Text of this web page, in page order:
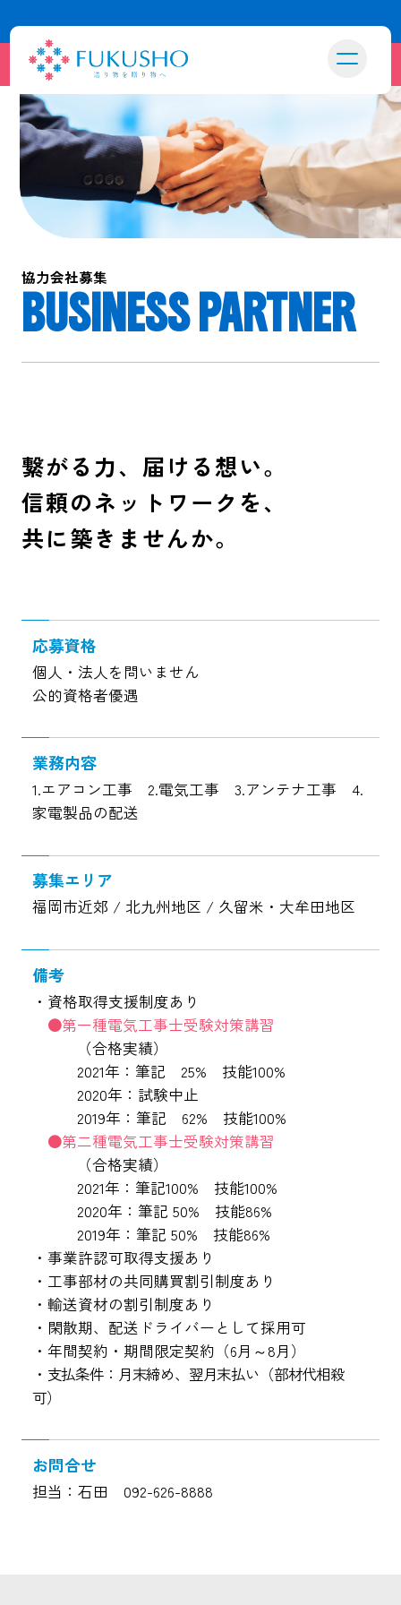
協力会社募集
BUSINESS PARTNER
繋がる力、届ける想い。
信頼のネットワークを、
共に築きませんか。
応募資格
個人・法人を問いません
公的資格者優遇
業務内容
1.エアコン工事 2.電気工事 3.アンテナ工事 4.
家電製品の配送
募集エリア
福岡市近郊 / 北九州地区 / 久留米・大牟田地区
備考
資格取得支援制度あり
第一種電気工事士受験対策講習
（合格実績）
2021年：筆記 25% 技能100%
2020年：試験中止
2019年：筆記 62% 技能100%
第二種電気工事士受験対策講習
（合格実績）
2021年：筆記100% 技能100%
2020年：筆記 50% 技能86%
2019年：筆記 50% 技能86%
事業許認可取得支援あり
工事部材の共同購買割引制度あり
輸送資材の割引制度あり
閑散期、配送ドライバーとして採用可
年間契約・期間限定契約（6月～8月）
支払条件：月末締め、翌月末払い（部材代相殺
可）
お問合せ
担当：石田 092-626-8888